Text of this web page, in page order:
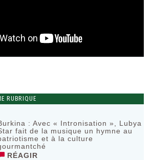
RUBRIQUE
: Avec « Intronisation », Lubya
fait de la musique un hymne au
et à la culture
RÉAGIR